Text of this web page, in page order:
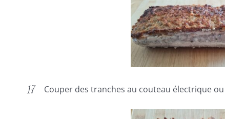
Couper des tranches au couteau électrique